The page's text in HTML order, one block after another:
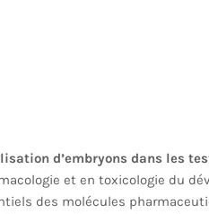
d’embryons dans les
et en toxicologie du
des molécules